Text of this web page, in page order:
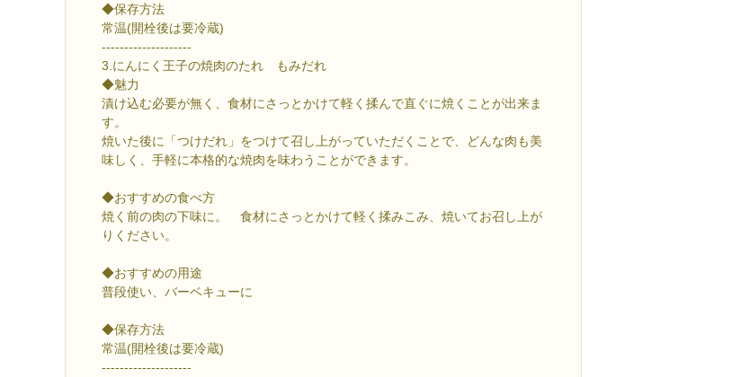
◆保存方法
常温(開栓後は要冷蔵)
--------------------
3.にんにく王子の焼肉のたれ もみだれ
◆魅力
漬け込む必要が無く、食材にさっとかけて軽く揉んで直ぐに焼くことが出来ま
す。
焼いた後に「つけだれ」をつけて召し上がっていただくことで、どんな肉も美
味しく、手軽に本格的な焼肉を味わうことができます。
◆おすすめの食べ方
焼く前の肉の下味に。 食材にさっとかけて軽く揉みこみ、焼いてお召し上が
りください。
◆おすすめの用途
普段使い、バーベキューに
◆保存方法
常温(開栓後は要冷蔵)
--------------------